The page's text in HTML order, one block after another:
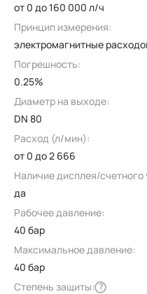
от 0 до 160 000 л/ч
Принцип измерения:
электромагнитные
Погрешность:
0.25%
Диаметр на выходе:
DN 80
Расход (л/мин):
от 0 до 2 666
Наличие дисплея/счетного
да
Рабочее давление:
40 бар
Максимальное давление:
40 бар
Степень защиты: ?